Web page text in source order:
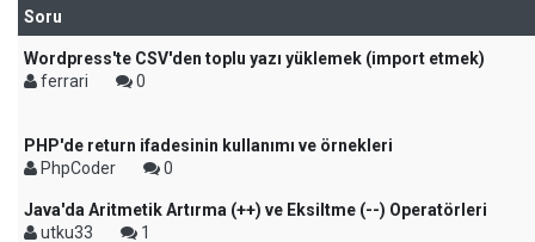
Soru
Wordpress'te CSV'den toplu yazı yüklemek (import etmek)
ferrari
0
PHP'de return ifadesinin kullanımı ve örnekleri
PhpCoder
0
Java'da Aritmetik Artırma (++) ve Eksiltme (--) Operatörleri
utku33
1